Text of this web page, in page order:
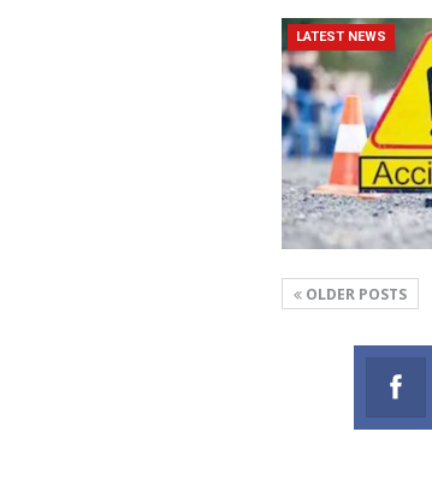
LATEST NEWS
OLDER POSTS